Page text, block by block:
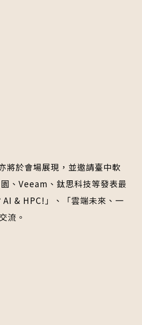
將於會場展現，並邀請臺中軟
、Veeam、鈦思科技等發表最
& HPC!」、「雲端未來、一
流。